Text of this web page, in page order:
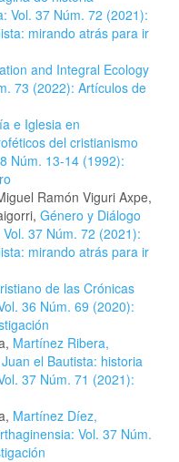
Vol. 37 Núm. 72 (2021):
mirando atrás para ir
and Integral Ecology
73 (2022): Artículos de
e Iglesia en
del cristianismo
Núm. 13-14 (1992):
Ramón Viguri Axpe,
Género y Diálogo
37 Núm. 72 (2021):
mirando atrás para ir
de las Crónicas
36 Núm. 69 (2020):
Martínez Ribera,
el Bautista: historia
37 Núm. 71 (2021):
Martínez Díez,
Vol. 37 Núm.